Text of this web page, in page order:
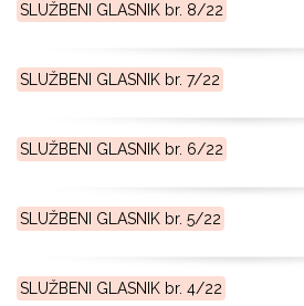
SLUŽBENI GLASNIK br. 8/22
SLUŽBENI GLASNIK br. 7/22
SLUŽBENI GLASNIK br. 6/22
SLUŽBENI GLASNIK br. 5/22
SLUŽBENI GLASNIK br. 4/22